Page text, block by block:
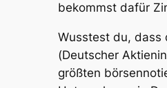
bekommst dafür
Wusstest du, dass
(Deutscher
größten